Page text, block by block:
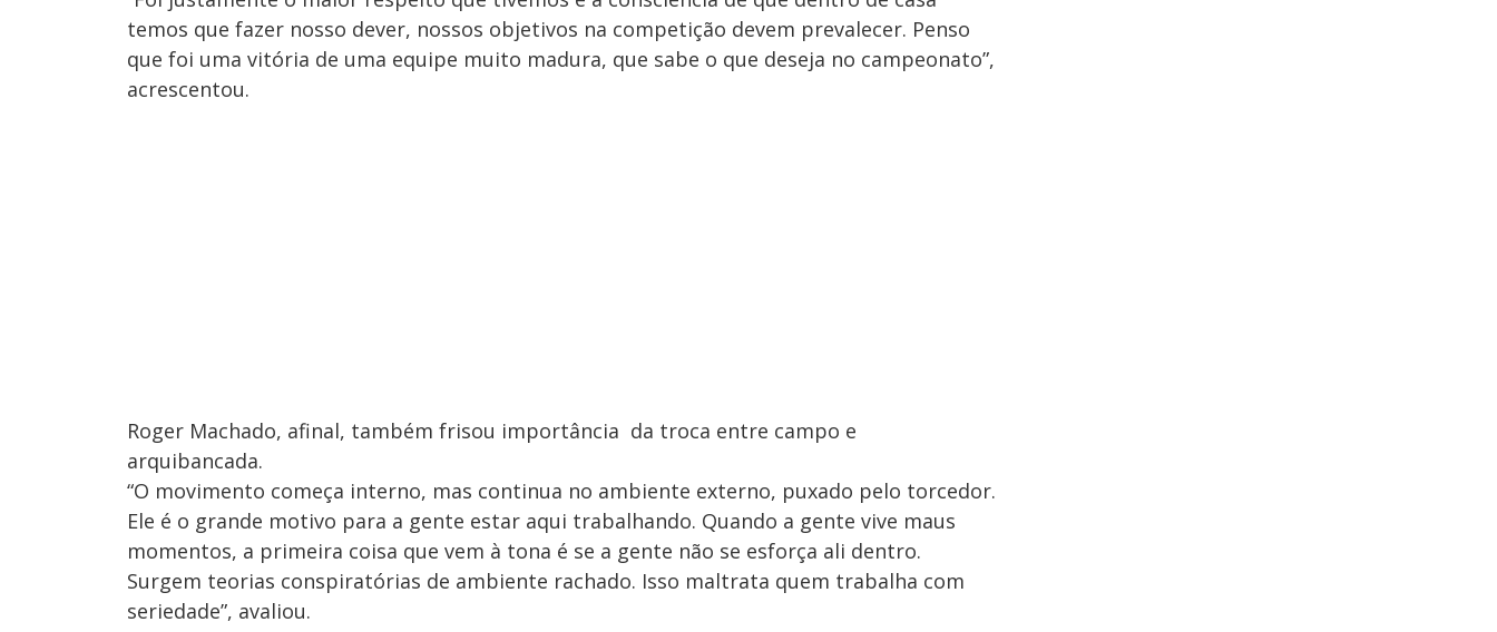
temos que fazer nosso dever, nossos objetivos na competição devem prevalecer. Penso
que foi uma vitória de uma equipe muito madura, que sabe o que deseja no campeonato”,
acrescentou.
Roger Machado, afinal, também frisou importância da troca entre campo e
arquibancada.
“O movimento começa interno, mas continua no ambiente externo, puxado pelo torcedor.
Ele é o grande motivo para a gente estar aqui trabalhando. Quando a gente vive maus
momentos, a primeira coisa que vem à tona é se a gente não se esforça ali dentro.
Surgem teorias conspiratórias de ambiente rachado. Isso maltrata quem trabalha com
seriedade”, avaliou.